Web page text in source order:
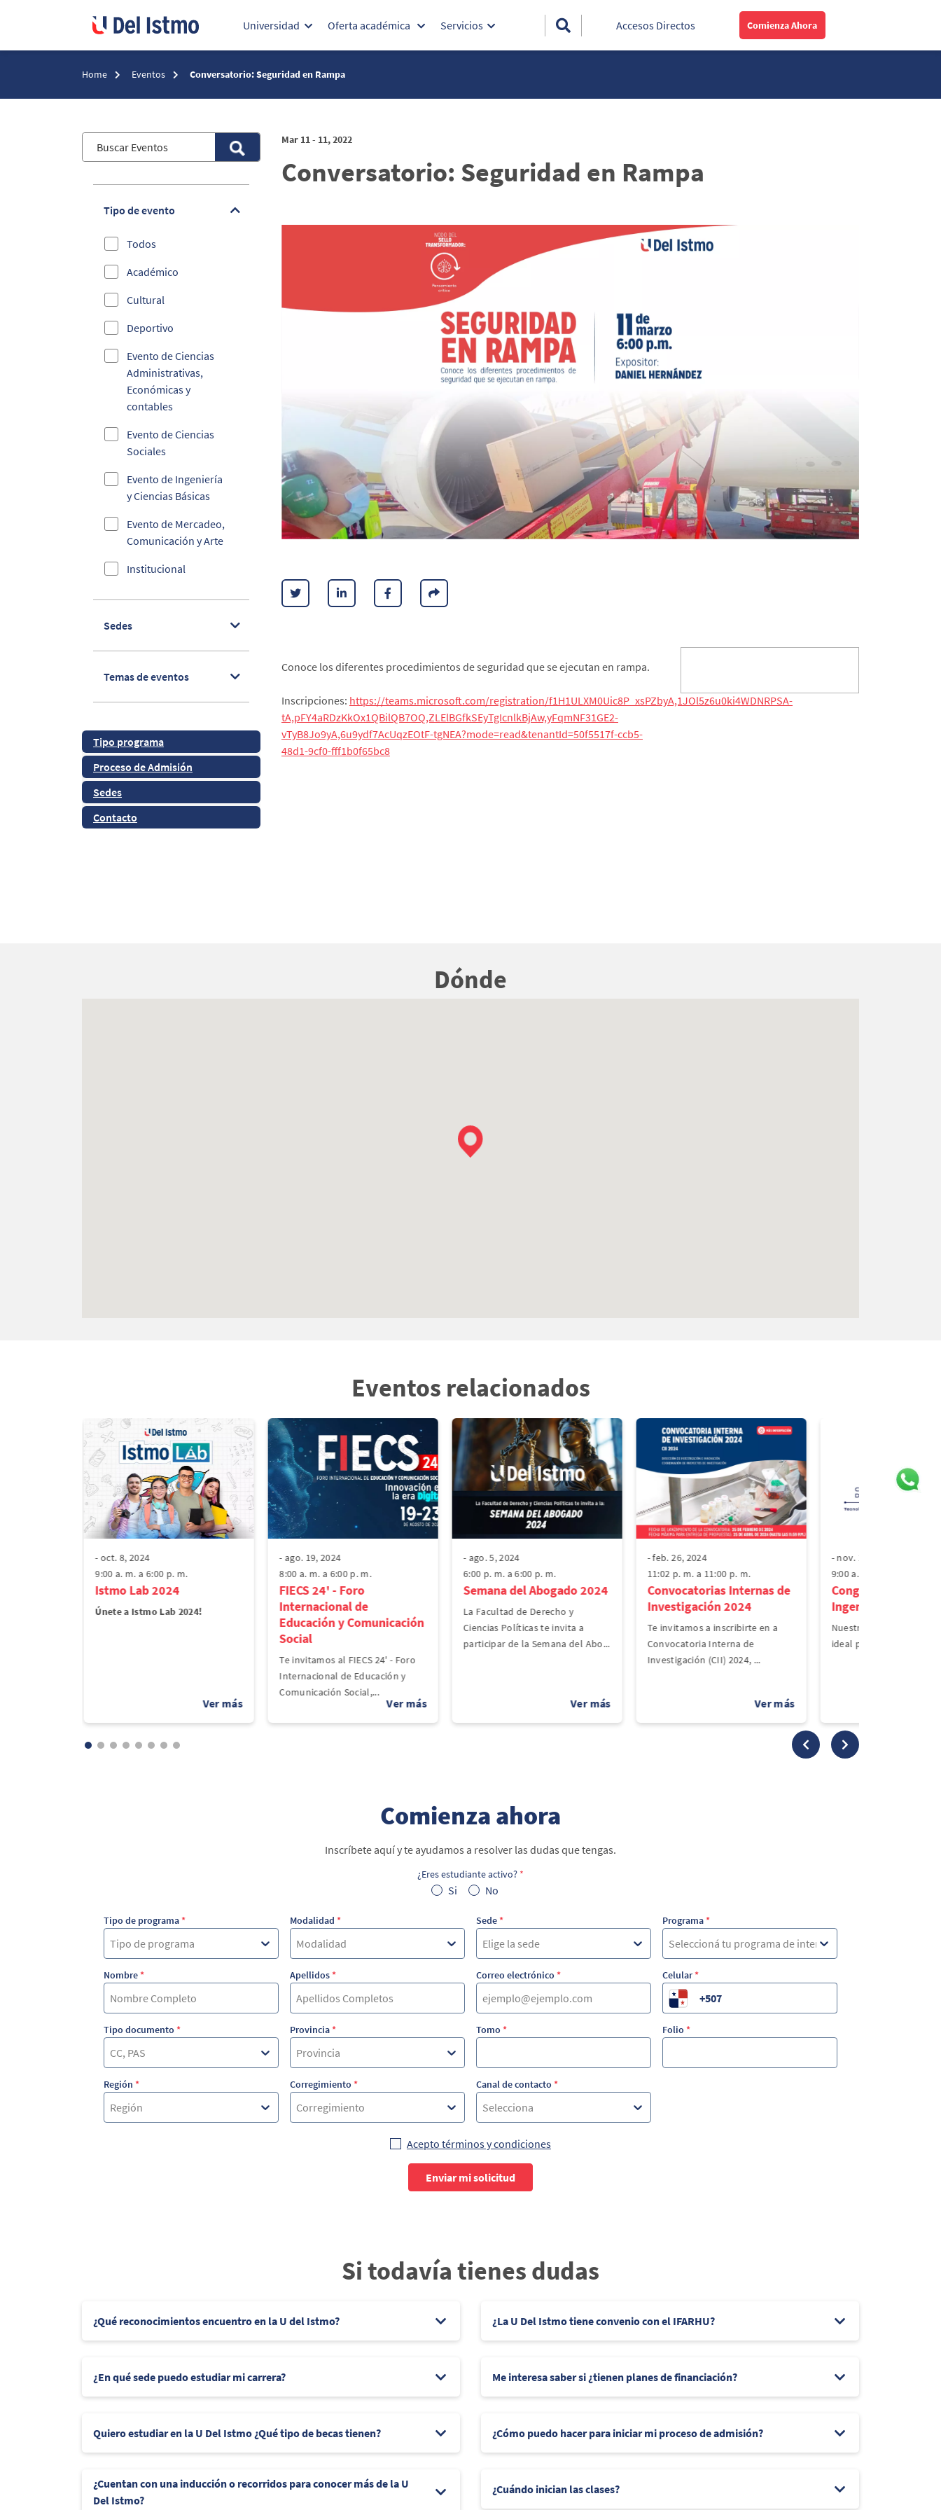
Universidad Oferta académica Servicios Accesos Directos Comienza Ahora
Home Eventos Conversatorio: Seguridad en Rampa
Tipo de evento
Todos
Académico
Cultural
Deportivo
Evento de Ciencias
Administrativas,
Económicas y
contables
Evento de Ciencias
Sociales
Evento de Ingeniería
y Ciencias Básicas
Evento de Mercadeo,
Comunicación y Arte
Institucional
Sedes
Temas de eventos
Tipo programa
Proceso de Admisión
Sedes
Contacto
Mar 11 - 11, 2022
Conversatorio: Seguridad en Rampa
Conoce los diferentes procedimientos de seguridad que se ejecutan en rampa.
Inscripciones: https://teams.microsoft.com/registration/f1H1ULXM0Uic8P_xsPZbyA,1JOl5z6u0ki4WDNRPSA-
tA,pFY4aRDzKkOx1QBilQB7OQ,ZLElBGfkSEyTgIcnlkBjAw,yFqmNF31GE2-
vTyB8Jo9yA,6u9ydf7AcUqzEOtF-tgNEA?mode=read&tenantId=50f5517f-ccb5-
48d1-9cf0-fff1b0f65bc8
Dónde
Eventos relacionados
- oct. 8, 2024
9:00 a. m. a 6:00 p. m.
Istmo Lab 2024
Únete a Istmo Lab 2024!
- ago. 19, 2024
8:00 a. m. a 6:00 p. m.
FIECS 24' - Foro
Internacional de
Educación y Comunicación
Social
Te invitamos al FIECS 24' - Foro
Internacional de Educación y
Comunicación Social,...
- ago. 5, 2024
6:00 p. m. a 6:00 p. m.
Semana del Abogado 2024
La Facultad de Derecho y
Ciencias Políticas te invita a
participar de la Semana del Abo...
- feb. 26, 2024
11:02 p. m. a 11:00 p. m.
Convocatorias Internas de
Investigación 2024
Te invitamos a inscribirte en a
Convocatoria Interna de
Investigación (CII) 2024, ...
- nov. 13, 2023
9:00 a. m. a 9:00 p. m.
Congreso
Ingeniería
Nuestro congreso es
ideal para aprender
Comienza ahora
Inscríbete aquí y te ayudamos a resolver las dudas que tengas.
¿Eres estudiante activo? *
Si No
Tipo de programa*
Tipo de programa
Modalidad *
Modalidad
Sede*
Elige la sede
Programa*
Seleccioná tu programa de interés
Nombre* Apellidos* Correo electrónico * Celular*
Tipo documento *
CC, PAS
Provincia*
Provincia
Tomo * Folio *
Región *
Región
Corregimiento *
Corregimiento
Canal de contacto *
Selecciona
Acepto términos y condiciones
Enviar mi solicitud
Si todavía tienes dudas
¿Qué reconocimientos encuentro en la U del Istmo?
¿En qué sede puedo estudiar mi carrera?
Quiero estudiar en la U Del Istmo ¿Qué tipo de becas tienen?
¿Cuentan con una inducción o recorridos para conocer más de la U
Del Istmo?
¿La U Del Istmo tiene convenio con el IFARHU?
Me interesa saber si ¿tienen planes de financiación?
¿Cómo puedo hacer para iniciar mi proceso de admisión?
¿Cuándo inician las clases?